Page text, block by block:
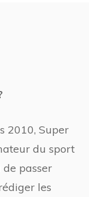
2010, Super
du sport
passer
les